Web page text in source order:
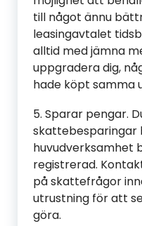
till något ännu
leasingavtalet
alltid med jämna
uppgradera dig,
hade köpt samma
5. Sparar pengar.
skattebesparingar
huvudverksamhet
registrerad.
på skattefrågor
utrustning för att
göra.